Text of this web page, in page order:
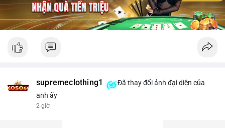
supremeclothing1
Đã thay đổi ảnh đại diện của
anh ấy
2 giờ